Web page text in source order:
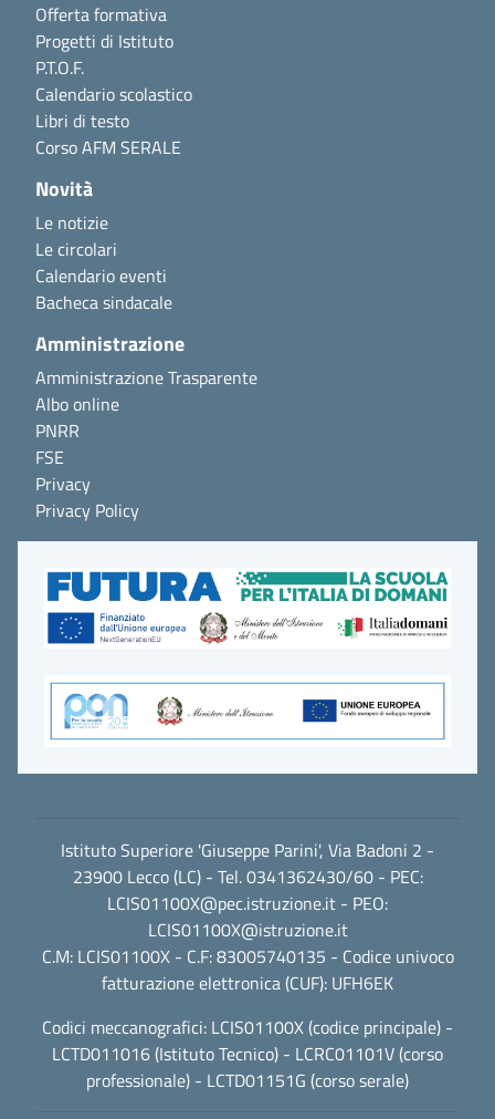
Offerta formativa
Progetti di Istituto
P.T.O.F.
Calendario scolastico
Libri di testo
Corso AFM SERALE
Novità
Le notizie
Le circolari
Calendario eventi
Bacheca sindacale
Amministrazione
Amministrazione Trasparente
Albo online
PNRR
FSE
Privacy
Privacy Policy
Istituto Superiore 'Giuseppe Parini', Via Badoni 2 -
23900 Lecco (LC) - Tel. 0341362430/60 - PEC:
LCIS01100X@pec.istruzione.it - PEO:
LCIS01100X@istruzione.it
C.M: LCIS01100X - C.F: 83005740135 - Codice univoco
fatturazione elettronica (CUF): UFH6EK
Codici meccanografici: LCIS01100X (codice principale) -
LCTD011016 (Istituto Tecnico) - LCRC01101V (corso
professionale) - LCTD01151G (corso serale)